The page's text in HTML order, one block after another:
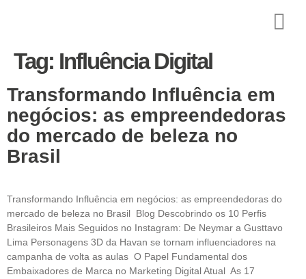
Tag: Influência Digital
Transformando Influência em
negócios: as empreendedoras
do mercado de beleza no
Brasil
Transformando Influência em negócios: as empreendedoras do
mercado de beleza no Brasil Blog Descobrindo os 10 Perfis
Brasileiros Mais Seguidos no Instagram: De Neymar a Gusttavo
Lima Personagens 3D da Havan se tornam influenciadores na
campanha de volta as aulas O Papel Fundamental dos
Embaixadores de Marca no Marketing Digital Atual As 17